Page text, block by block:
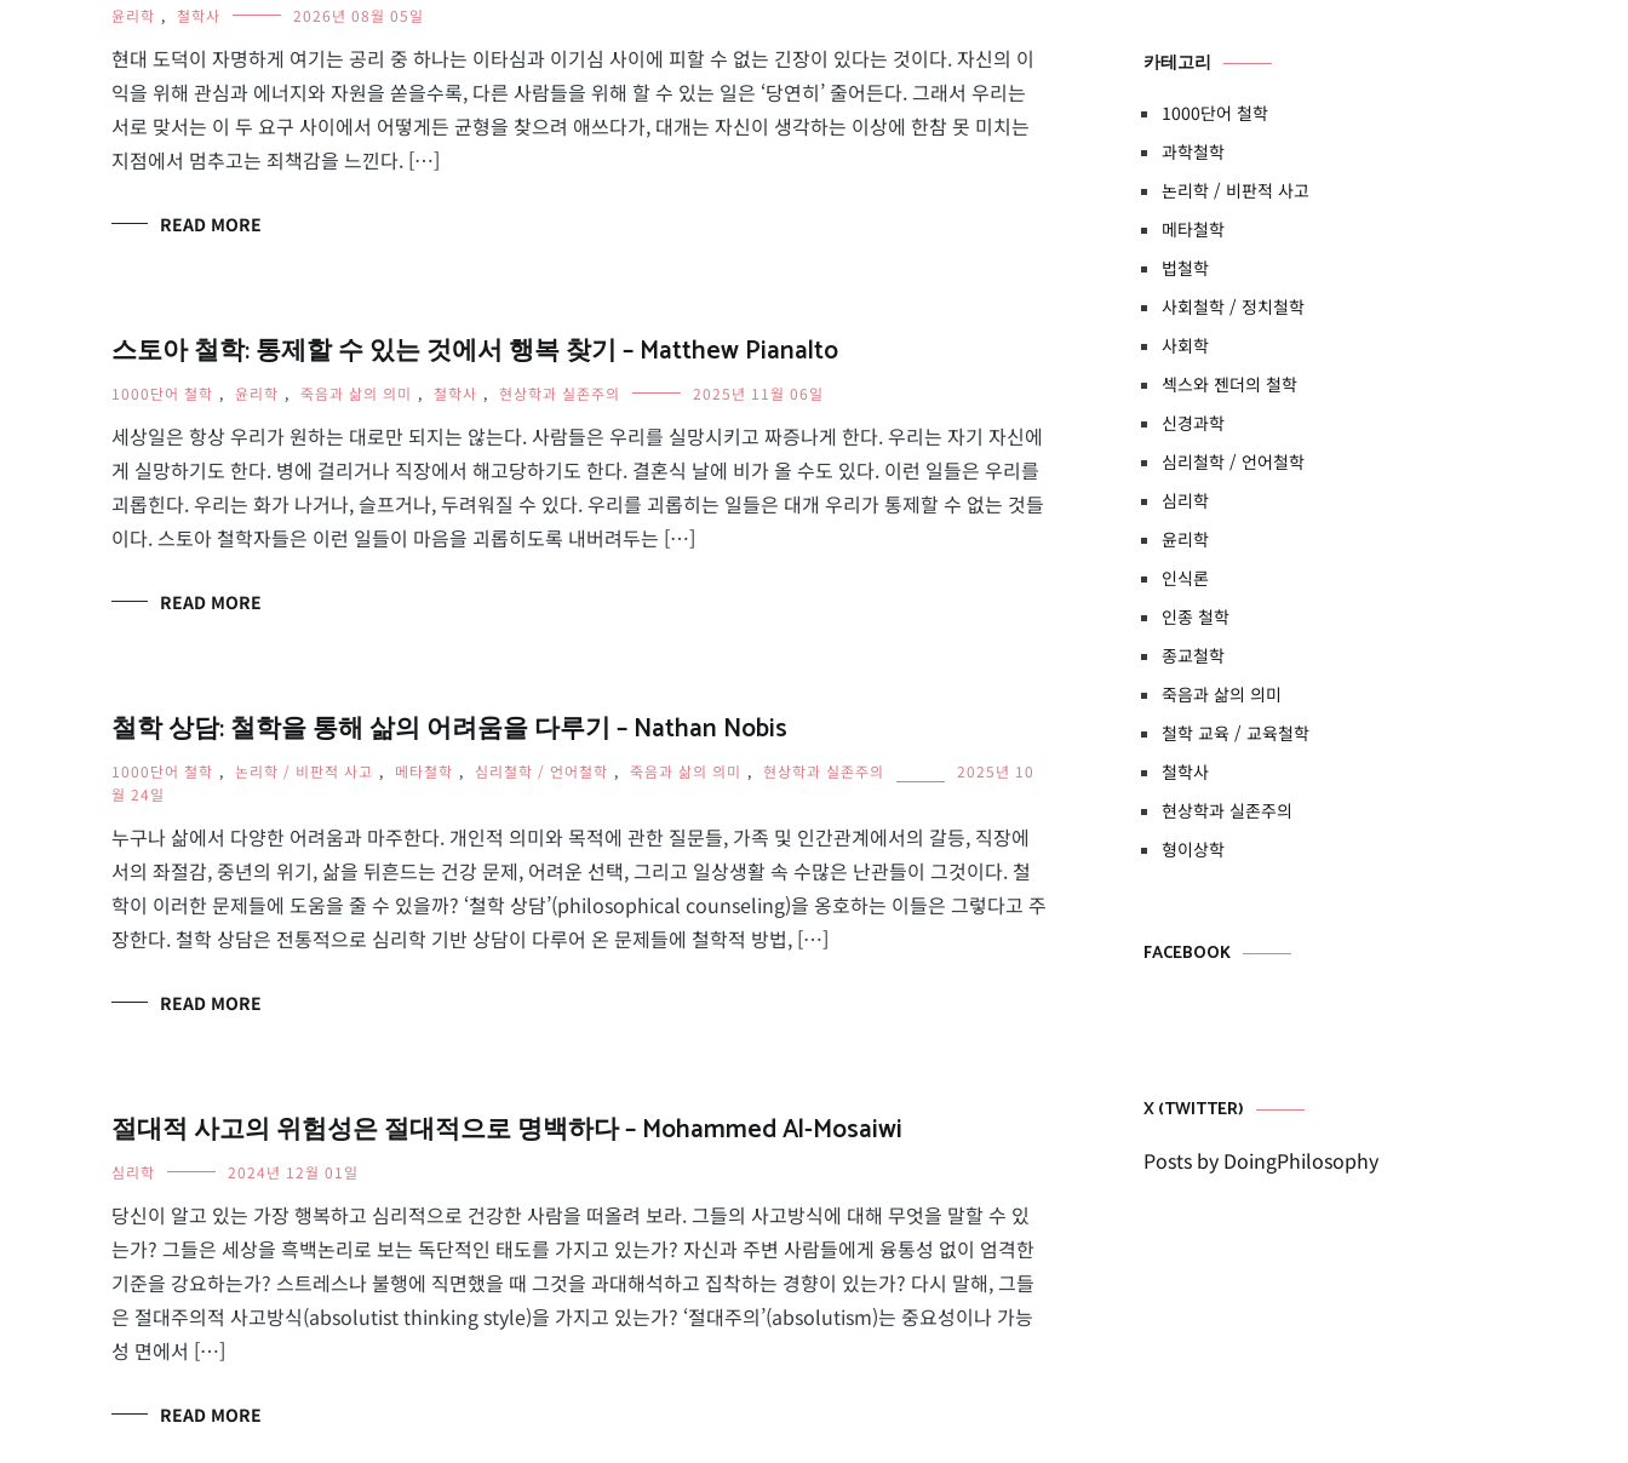
윤리학 , 철학사 2026년 08월 05일
현대 도덕이 자명하게 여기는 공리 중 하나는 이타심과 이기심 사이에 피할 수 없는 긴장이 있다는 것이다. 자신의 이
익을 위해 관심과 에너지와 자원을 쏟을수록, 다른 사람들을 위해 할 수 있는 일은 ‘당연히’ 줄어든다. 그래서 우리는
서로 맞서는 이 두 요구 사이에서 어떻게든 균형을 찾으려 애쓰다가, 대개는 자신이 생각하는 이상에 한참 못 미치는
지점에서 멈추고는 죄책감을 느낀다. […]
READ MORE
스토아 철학: 통제할 수 있는 것에서 행복 찾기 – Matthew Pianalto
1000단어 철학 , 윤리학 , 죽음과 삶의 의미 , 철학사 , 현상학과 실존주의 2025년 11월 06일
세상일은 항상 우리가 원하는 대로만 되지는 않는다. 사람들은 우리를 실망시키고 짜증나게 한다. 우리는 자기 자신에
게 실망하기도 한다. 병에 걸리거나 직장에서 해고당하기도 한다. 결혼식 날에 비가 올 수도 있다. 이런 일들은 우리를
괴롭힌다. 우리는 화가 나거나, 슬프거나, 두려워질 수 있다. 우리를 괴롭히는 일들은 대개 우리가 통제할 수 없는 것들
이다. 스토아 철학자들은 이런 일들이 마음을 괴롭히도록 내버려두는 […]
READ MORE
철학 상담: 철학을 통해 삶의 어려움을 다루기 – Nathan Nobis
1000단어 철학 , 논리학 / 비판적 사고 , 메타철학 , 심리철학 / 언어철학 , 죽음과 삶의 의미 , 현상학과 실존주의
2025년 10
월 24일
누구나 삶에서 다양한 어려움과 마주한다. 개인적 의미와 목적에 관한 질문들, 가족 및 인간관계에서의 갈등, 직장에
서의 좌절감, 중년의 위기, 삶을 뒤흔드는 건강 문제, 어려운 선택, 그리고 일상생활 속 수많은 난관들이 그것이다. 철
학이 이러한 문제들에 도움을 줄 수 있을까? ‘철학 상담’(philosophical counseling)을 옹호하는 이들은 그렇다고 주
장한다. 철학 상담은 전통적으로 심리학 기반 상담이 다루어 온 문제들에 철학적 방법, […]
READ MORE
절대적 사고의 위험성은 절대적으로 명백하다 – Mohammed Al-Mosaiwi
심리학 2024년 12월 01일
당신이 알고 있는 가장 행복하고 심리적으로 건강한 사람을 떠올려 보라. 그들의 사고방식에 대해 무엇을 말할 수 있
는가? 그들은 세상을 흑백논리로 보는 독단적인 태도를 가지고 있는가? 자신과 주변 사람들에게 융통성 없이 엄격한
기준을 강요하는가? 스트레스나 불행에 직면했을 때 그것을 과대해석하고 집착하는 경향이 있는가? 다시 말해, 그들
은 절대주의적 사고방식(absolutist thinking style)을 가지고 있는가? ‘절대주의’(absolutism)는 중요성이나 가능
성 면에서 […]
READ MORE
카테고리
1000단어 철학
과학철학
논리학 / 비판적 사고
메타철학
법철학
사회철학 / 정치철학
사회학
섹스와 젠더의 철학
신경과학
심리철학 / 언어철학
심리학
윤리학
인식론
인종 철학
종교철학
죽음과 삶의 의미
철학 교육 / 교육철학
철학사
현상학과 실존주의
형이상학
FACEBOOK
X (TWITTER)
Posts by DoingPhilosophy